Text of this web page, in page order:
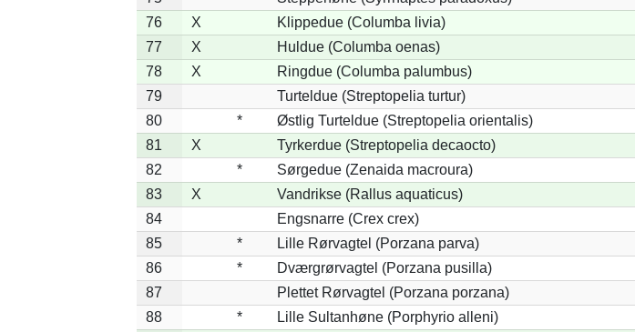
76
X
Klippedue (Columba livia)
77
X
Huldue (Columba oenas)
78
X
Ringdue (Columba palumbus)
79
Turteldue (Streptopelia turtur)
80
*
Østlig Turteldue (Streptopelia orientalis)
81
X
Tyrkerdue (Streptopelia decaocto)
82
*
Sørgedue (Zenaida macroura)
83
X
Vandrikse (Rallus aquaticus)
84
Engsnarre (Crex crex)
85
*
Lille Rørvagtel (Porzana parva)
86
*
Dværgrørvagtel (Porzana pusilla)
87
Plettet Rørvagtel (Porzana porzana)
88
*
Lille Sultanhøne (Porphyrio alleni)